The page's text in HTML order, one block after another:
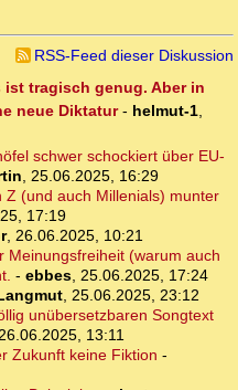
RSS-Feed dieser Diskussion
ist tragisch genug. Aber in
neue Diktatur- helmut-1,
schwer schockiert über EU-
, 25.06.2025, 16:29
(und auch Millenials) munter
17:19
, 26.06.2025, 10:21
Meinungsfreiheit (warum auch
- ebbes, 25.06.2025, 17:24
, 25.06.2025, 23:12
unübersetzbaren Songtext
13:11
Zukunft keine Fiktion -